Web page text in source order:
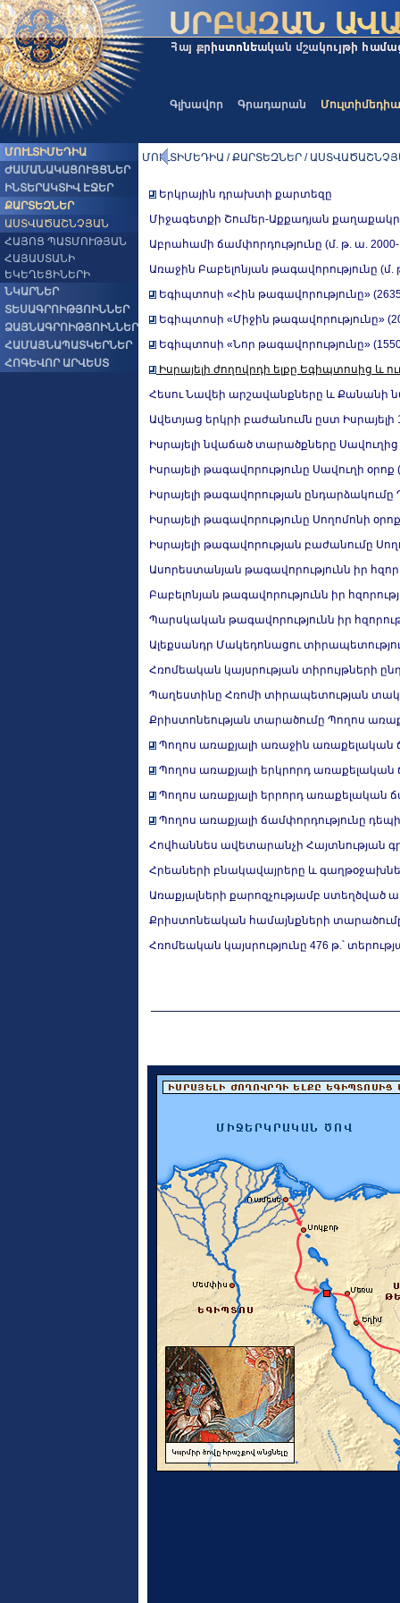
Գլխավոր Գրադարան Մուլտիմեդիա
ՄՈՒԼՏԻՄԵԴԻԱ
ԺԱՄԱՆԱԿԱՑՈՒՅՑՆԵՐ
ԻՆՏԵՐԱԿՏԻՎ ԷՋԵՐ
ՔԱՐՏԵԶՆԵՐ
ԱՍՏՎԱԾԱՇՆՉՅԱՆ
ՀԱՅՈՑ ՊԱՏՄՈՒԹՅԱՆ
ՀԱՅԱՍՏԱՆԻ
ԵԿԵՂԵՑԻՆԵՐԻ
ՆԿԱՐՆԵՐ
ՏԵՍԱԳՐՈԻԹՅՈԻՆՆԵՐ
ՁԱՅՆԱԳՐՈԻԹՅՈԻՆՆԵՐ
ՀԱՄԱՅՆԱՊԱՏԿԵՐՆԵՐ
ՀՈԳԵՎՈՐ ԱՐՎԵՍՏ
ՄՈՒԼՏԻՄԵԴԻԱ / ՔԱՐՏԵԶՆԵՐ /
Երկրային դրախտի քարտեզը
Միջագետքի Շումեր-Աքքադյան
Աբրահամի ճամփորդությունը (մ. թ. ա.
Առաջին Բաբելոնյան թագավորությունը (մ.
Եգիպտոսի «Հին թագավորությունը»
Եգիպտոսի «Միջին թագավորությունը»
Եգիպտոսի «Նոր թագավորությունը»
Իսրայելի ժողովրդի ելքը Եգիպտոսից և
Հեսու Նավեի արշավանքները և Քանանի
Ավետյաց երկրի բաժանումն ըստ Իսրայելի
Իսրայելի նվաճած տարածքները
Իսրայելի թագավորությունը Սավուղի օրոք
Իսրայելի թագավորության ընդարձակումը
Իսրայելի թագավորությունը Սողոմոնի
Իսրայելի թագավորության բաժանումը
Ասորեստանյան թագավորությունն իր
Բաբելոնյան թագավորությունն իր
Պարսկական թագավորությունն իր
Ալեքսանդր Մակեդոնացու
Հռոմեական կայսրության տիրույթների
Պաղեստինը Հռոմի տիրապետության
Քրիստոնեության տարածումը Պողոս
Պողոս առաքյալի առաջին առաքելական
Պողոս առաքյալի երկրորդ առաքելական
Պողոս առաքյալի երրորդ առաքելական
Պողոս առաքյալի ճամփորդությունը դեպի
Հովհաննես ավետարանչի Հայտնության
Հրեաների բնակավայրերը և
Առաքյալների քարոզչությամբ
Քրիստոնեական համայնքների տարածումը
Հռոմեական կայսրությունը 476 թ.՝